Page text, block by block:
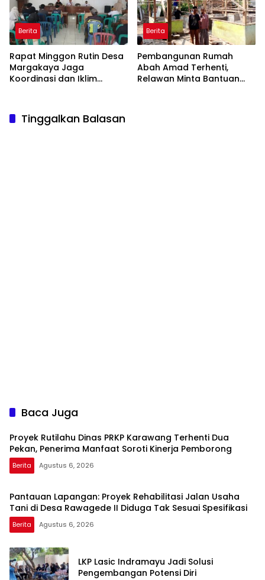
Berita
Rapat Minggon Rutin Desa
Margakaya Jaga
Koordinasi dan Iklim
Berita
Pembangunan Rumah
Abah Amad Terhenti,
Relawan Minta Bantuan
Tinggalkan Balasan
Baca Juga
Proyek Rutilahu Dinas PRKP Karawang Terhenti Dua
Pekan, Penerima Manfaat Soroti Kinerja Pemborong
Berita Agustus 6, 2026
Pantauan Lapangan: Proyek Rehabilitasi Jalan Usaha
Tani di Desa Rawagede II Diduga Tak Sesuai Spesifikasi
Berita Agustus 6, 2026
LKP Lasic Indramayu Jadi Solusi
Pengembangan Potensi Diri